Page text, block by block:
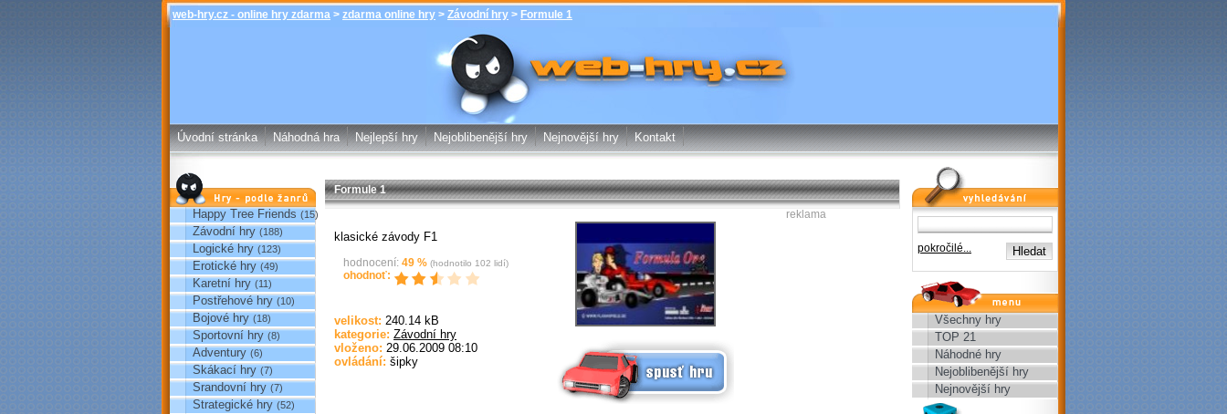
web-hry.cz - online hry zdarma > zdarma online hry > Závodní hry > Formule 1
Formule 1 - Závodní hry - zdarma online
hry web-hry.cz - online hry zdarma
Úvodní stránka Náhodná hra Nejlepší hry Nejoblibenější hry Nejnovější hry Kontakt
Hry podle žánrů
Happy Tree Friends (15)
Závodní hry (188)
Logické hry (123)
Erotické hry (49)
Karetní hry (11)
Postřehové hry (10)
Bojové hry (18)
Sportovní hry (8)
Adventury (6)
Skákací hry (7)
Srandovní hry (7)
Strategické hry (52)
Formule 1
Spusť online hru zdarma
klasické závody F1
hodnocení: 49 % (hodnotilo 102 lidí)
ohodnoť:
velikost: 240.14 kB
kategorie: Závodní hry
vloženo: 29.06.2009 08:10
ovládání: šipky
reklama
vyhledávání
pokročilé...
menu
Všechny hry
TOP 21
Náhodné hry
Nejoblibenější hry
Nejnovější hry